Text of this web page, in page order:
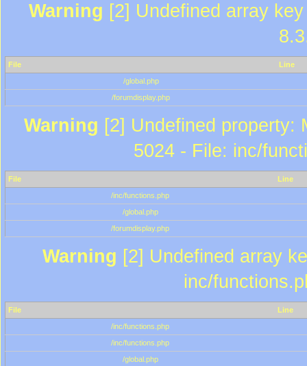
Warning [2] Undefined array
File
Line
/global.php
/forumdisplay.php
Warning [2] Undefined property:
5024 - File: inc/
File
Line
/inc/functions.php
/global.php
/forumdisplay.php
Warning [2] Undefined array
inc/
File
Line
/inc/functions.php
/inc/functions.php
/global.php